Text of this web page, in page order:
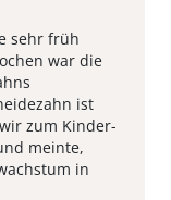
sehr früh
war die
ist
zum Kinder-
meinte,
in